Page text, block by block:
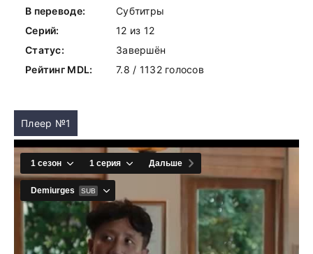
В переводе:
Субтитры
Серий:
12 из 12
Статус:
Завершён
Рейтинг MDL:
7.8 / 1132 голосов
Плеер №1